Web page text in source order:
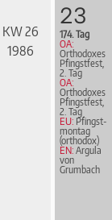
KW 26
1986
23
174. Tag
OA:
Orthodoxes
Pfingstfest,
2. Tag
OA:
Orthodoxes
Pfingstfest,
2. Tag
EU: Pfingst­
mon­tag
(orthodox)
EN: Argula
von
Grumbach